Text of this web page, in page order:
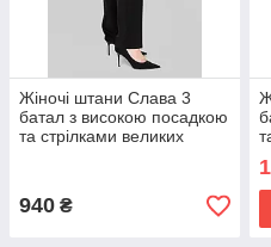
Жіночі штани Слава 3
батал з високою посадкою
та стрілками великих
940 ₴